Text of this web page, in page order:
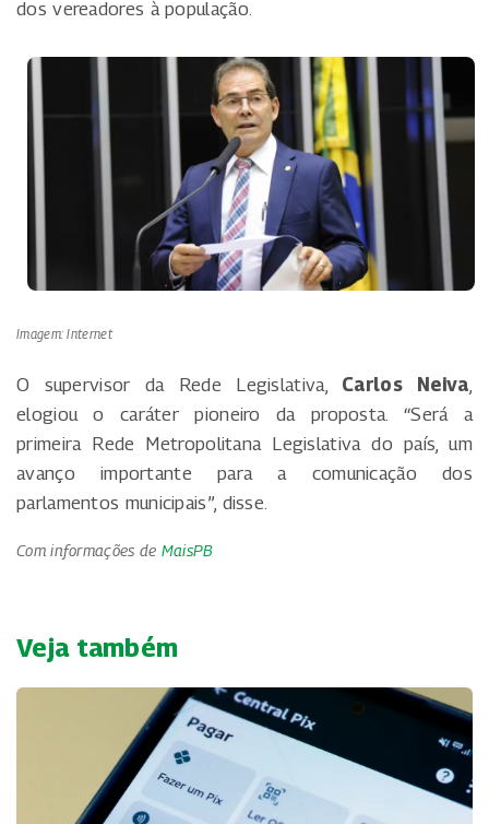
dos vereadores à população.
Imagem: Internet
O supervisor da Rede Legislativa, Carlos Neiva
elogiou o caráter pioneiro da proposta. “Será a
primeira Rede Metropolitana Legislativa do país, um
avanço importante para a comunicação dos
parlamentos municipais”, disse.
Com informações de MaisPB
Veja também